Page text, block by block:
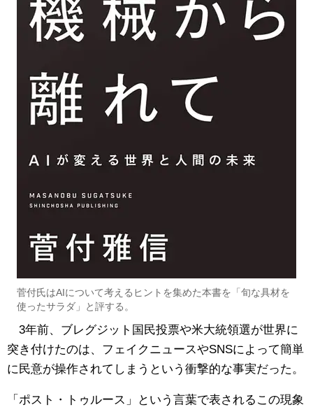
菅付氏はAIについて考えるヒントを集めた本書を「旬な具材を
使ったサラダ」と評する。
3年前、ブレグジット国民投票や米大統領選が世界に
突き付けたのは、フェイクニュースやSNSによって簡単
に民意が操作されてしまうという衝撃的な事実だった。
「ポスト・トゥルース」という言葉で表されるこの現象